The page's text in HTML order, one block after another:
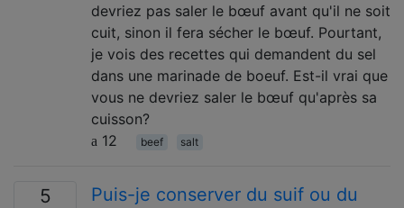
devriez pas saler le bœuf avant qu'il ne soit
cuit, sinon il fera sécher le bœuf. Pourtant,
je vois des recettes qui demandent du sel
dans une marinade de boeuf. Est-il vrai que
vous ne devriez saler le bœuf qu'après sa
cuisson?
12
beef salt
5
Puis-je conserver du suif ou du